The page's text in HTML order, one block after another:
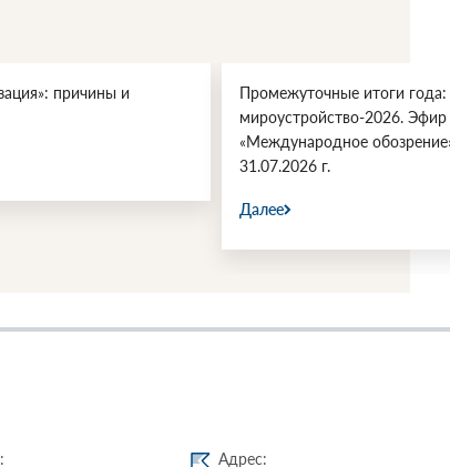
причины и
Промежуточные итоги года:
мироустройство-2026. Эфир
«Международное
31.07.2026 г.
Далее
Адрес: